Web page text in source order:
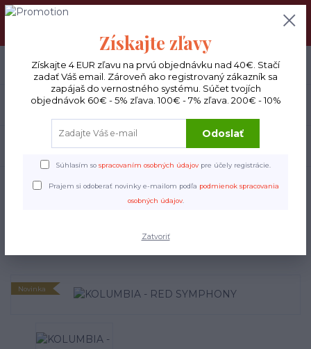
DOPRAVA ZADARMO : Od 30€ objednávky (Packeta BOX ), 50€
VERNOSTNOM PROGRAME!
Menu
EUR
KOLUMBIA - RED
SYMPHONY
Novinka
Získajte zľavy
Získajte 4 EUR zľavu na prvú objednávku nad 40€. Stačí
zadať Váš email. Zároveň ako registrovaný zákazník sa
zapájaš do vernostného systému. Súčet tvojích
objednávok 60€ - 5% zľava. 100€ - 7% zľava. 200€ - 10%
Odoslať
Súhlasím so spracovaním osobných údajov pre účely registrácie.
Prajem si odoberať novinky e-mailom podľa podmienok spracovania
osobných údajov.
Zatvoriť